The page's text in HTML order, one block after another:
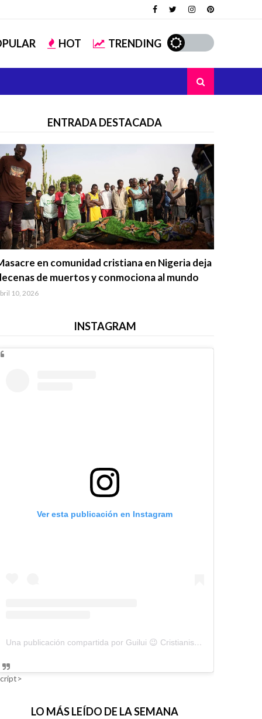
HOT TRENDING
ENTRADA DESTACADA
en comunidad cristiana en Nigeria deja
de muertos y conmociona al mundo
10, 2026
INSTAGRAM
Ver esta publicación en Instagram
Una publicación compartida por Guilui 😉 Cristianismo Viral (@guiluiviral)
LO MÁS LEÍDO DE LA SEMANA